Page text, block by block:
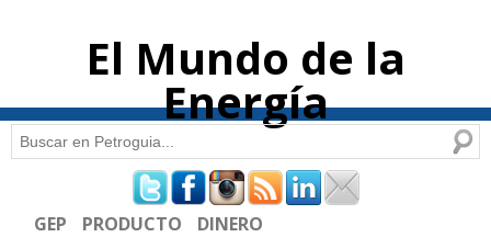
El Mundo de la
Energía
Formulario de búsqueda
Buscar
GEP PRODUCTO DINERO